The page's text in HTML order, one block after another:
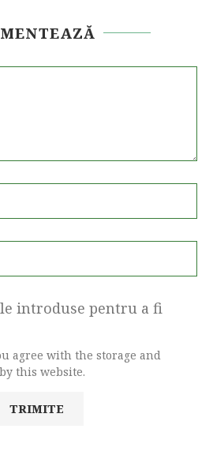
introduse pentru a fi
agree with the storage and
this website.